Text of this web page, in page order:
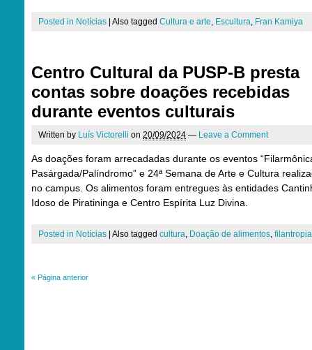
Posted in Notícias Also tagged Cultura e arte, Escultura, Fran Kamiya
Centro Cultural da PUSP-B presta
contas sobre doações recebidas
durante eventos culturais
Written by Luís Victorelli on 20/09/2024 — Leave a Comment
As doações foram arrecadadas durante os eventos
Pasárgada/Palíndromo” e 24ª Semana de Arte e Cultura
no campus. Os alimentos foram entregues às entidades
Idoso de Piratininga e Centro Espírita Luz Divina.
Posted in Notícias Also tagged cultura, Doação de alimentos, filantropia
« Página anterior